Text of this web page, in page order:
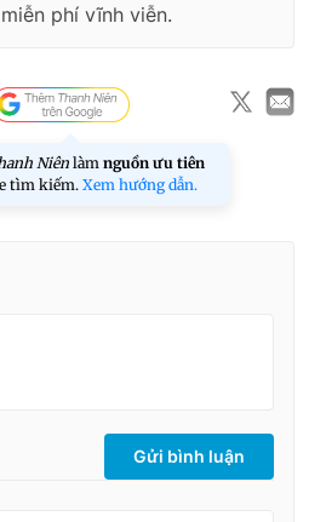
phí vĩnh viễn.
Niên làm nguồn ưu tiên
tìm kiếm. Xem hướng dẫn.
Gửi bình luận